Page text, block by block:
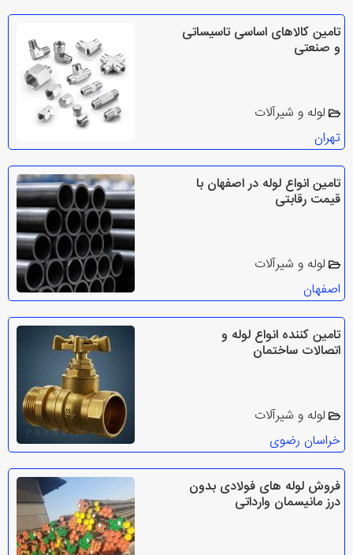
تامین کالاهای اساسی تاسیساتی
و صنعتی
لوله و شیرآلات
تهران
تامین انواع لوله در اصفهان با
قیمت رقابتی
لوله و شیرآلات
اصفهان
تامین کننده انواع لوله و
اتصالات ساختمان
لوله و شیرآلات
خراسان رضوی
فروش لوله های فولادی بدون
درز مانیسمان وارداتی